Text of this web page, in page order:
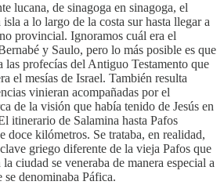
lucana, de sinagoga en sinagoga, el
a lo largo de la costa sur hasta llegar a
provincial. Ignoramos cuál era el
y Saulo, pero lo más posible es que
las profecías del Antiguo Testamento que
el mesías de Israel. También resulta
vinieran acompañadas por el
de la visión que había tenido de Jesús en
itinerario de Salamina hasta Pafos
doce kilómetros. Se trataba, en realidad,
griego diferente de la vieja Pafos que
ciudad se veneraba de manera especial a
denominaba Páfica.